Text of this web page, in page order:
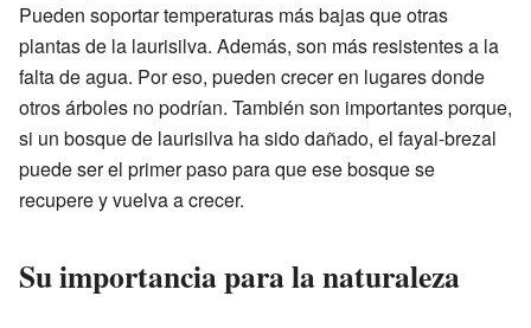
Pueden soportar temperaturas más bajas que otras
plantas de la laurisilva. Además, son más resistentes a la
falta de agua. Por eso, pueden crecer en lugares donde
otros árboles no podrían. También son importantes porque,
si un bosque de laurisilva ha sido dañado, el fayal-brezal
puede ser el primer paso para que ese bosque se
recupere y vuelva a crecer.
Su importancia para la naturaleza